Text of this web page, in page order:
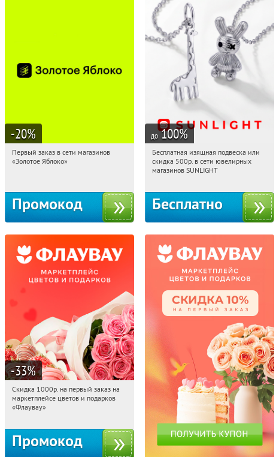
-20%
17:29:07
Получи первым!
Первый заказ в сети магазинов
«Золотое Яблоко»
Промокод
до 100%
17:29:07 Получили:
Россия
Бесплатная изящная подвеска или
скидка 500р. в сети ювелирных
магазинов SUNLIGHT
Бесплатно
-33%
17:29:07 Получили:
Россия
Скидка 1000р. на первый заказ на
маркетплейсе цветов и подарков
«Флаувау»
Промокод